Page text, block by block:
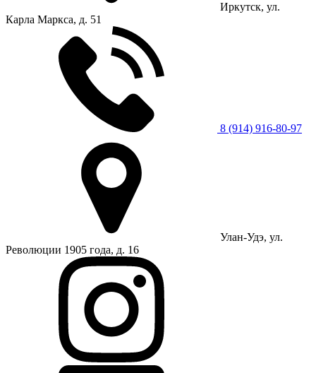
Иркутск, ул.
Карла Маркса, д. 51
8 (914) 916-80-97
Улан-Удэ, ул.
Революции 1905 года, д. 16